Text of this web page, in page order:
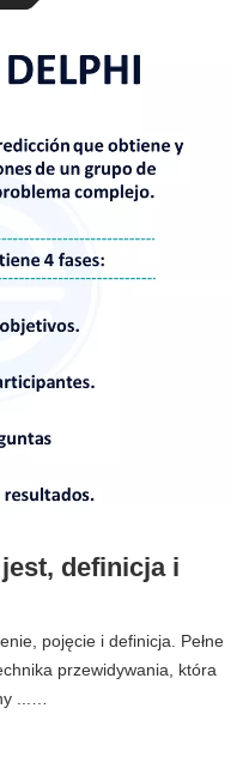
definicja i
pojęcie i definicja. Pełne
przewidywania, która
...…